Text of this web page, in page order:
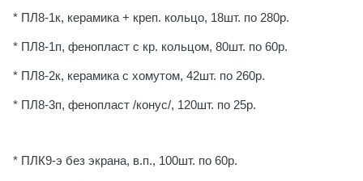
* ПЛ8-1к, керамика + креп. кольцо, 18шт. по 280р.
* ПЛ8-1п, фенопласт с кр. кольцом, 80шт. по 60р.
* ПЛ8-2к, керамика с хомутом, 42шт. по 260р.
* ПЛ8-3п, фенопласт /конус/, 120шт. по 25р.
* ПЛК9-э без экрана, в.п., 100шт. по 60р.